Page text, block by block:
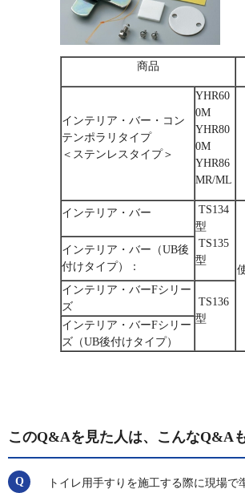
商品
インテリア・バー・コン
テンポラリタイプ
＜ステンレスタイプ＞
YHR60
0M
YHR80
0M
YHR86
MR/ML
インテリア・バー
TS134
型
TS135
型
インテリア・バー（UB後
付けタイプ）：
インテリア・バーFシリー
ズ
TS136
型
インテリア・バーFシリー
ズ（UB後付けタイプ）
このQ&Aを見た人は、こんなQ&A
トイレ用手すりを施工する際に現場で